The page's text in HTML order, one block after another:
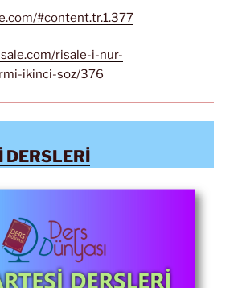
#content.tr.1.377
risale-i-nur-
ikinci-soz/376
DERSLERİ